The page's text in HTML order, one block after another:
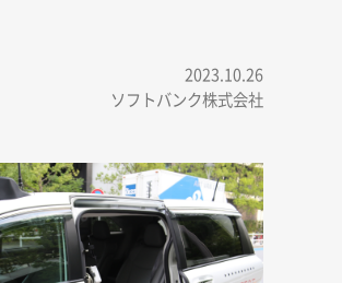
2023.10.26
ソフトバンク株式会社